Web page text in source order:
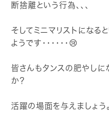
断捨離という行為、、、
そしてミニマリストになる
ようです・・・・・・😢
皆さんもタンスの肥やしに
か？
活躍の場面を与えましょう。